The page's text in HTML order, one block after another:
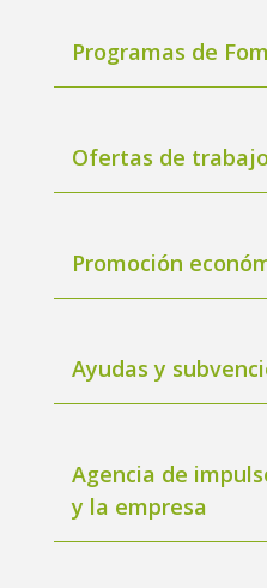
Programas de
Ofertas de trabajo
Promoción
Ayudas y
Agencia de
y la empresa